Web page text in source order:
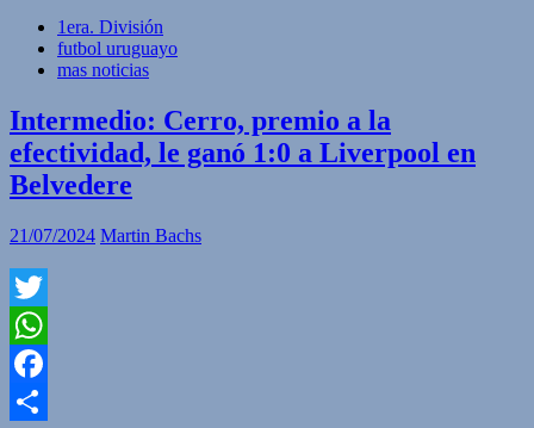
1era. División
futbol uruguayo
mas noticias
Intermedio: Cerro, premio a la
efectividad, le ganó 1:0 a Liverpool en
Belvedere
21/07/2024 Martin Bachs
Twitter
WhatsApp
Facebook